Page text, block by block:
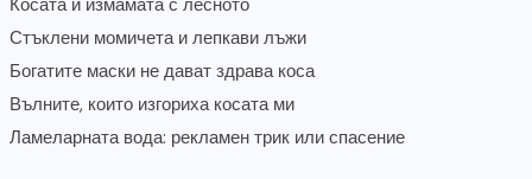
Косата и измамата с лесното
Стъклени момичета и лепкави лъжи
Богатите маски не дават здрава коса
Вълните, които изгориха косата ми
Ламеларната вода: рекламен трик или спасение